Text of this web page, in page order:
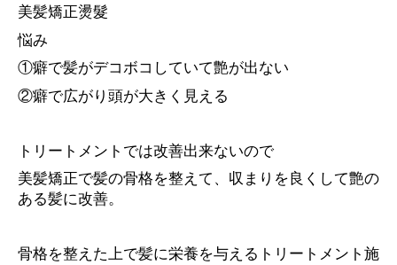
美髪矯正燙髮
悩み
①癖で髪がデコボコしていて艶が出ない
②癖で広がり頭が大きく見える
トリートメントでは改善出来ないので
美髪矯正で髪の骨格を整えて、収まりを良くして艶の
ある髪に改善。
骨格を整えた上で髪に栄養を与えるトリートメント施